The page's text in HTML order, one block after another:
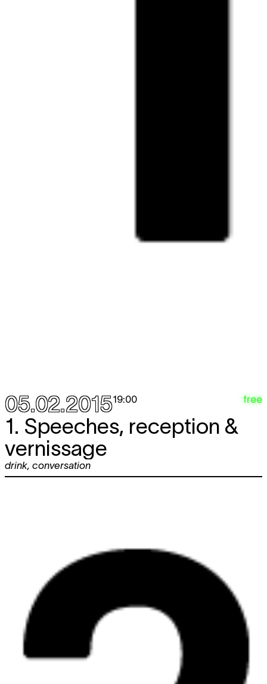
05.02.201519:00 free
1. Speeches, reception &
vernissage
drink conversation